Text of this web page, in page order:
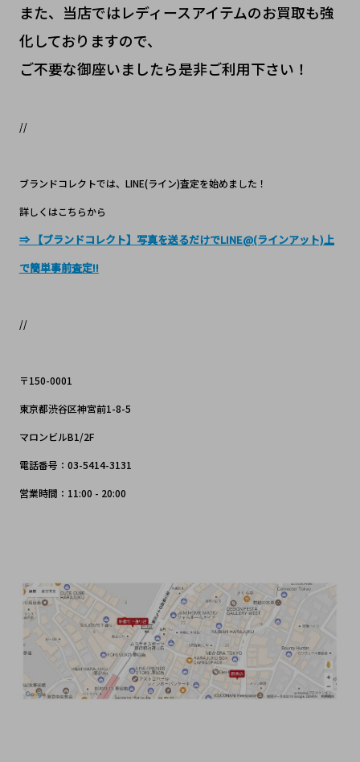
また、当店ではレディースアイテムのお買取も強
化しておりますので、
ご不要な御座いましたら是非ご利用下さい！
//
ブランドコレクトでは、LINE(ライン)査定を始めました！
詳しくはこちらから
⇒ 【ブランドコレクト】写真を送るだけでLINE@(ラインアット)上
で簡単事前査定!!
//
〒150-0001
東京都渋谷区神宮前1-8-5
マロンビルB1/2F
電話番号：03-5414-3131
営業時間：11:00 - 20:00